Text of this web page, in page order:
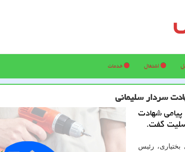
اشتغال خدمات
سردار سلیمانی
شهادت
گفت.
رئیس